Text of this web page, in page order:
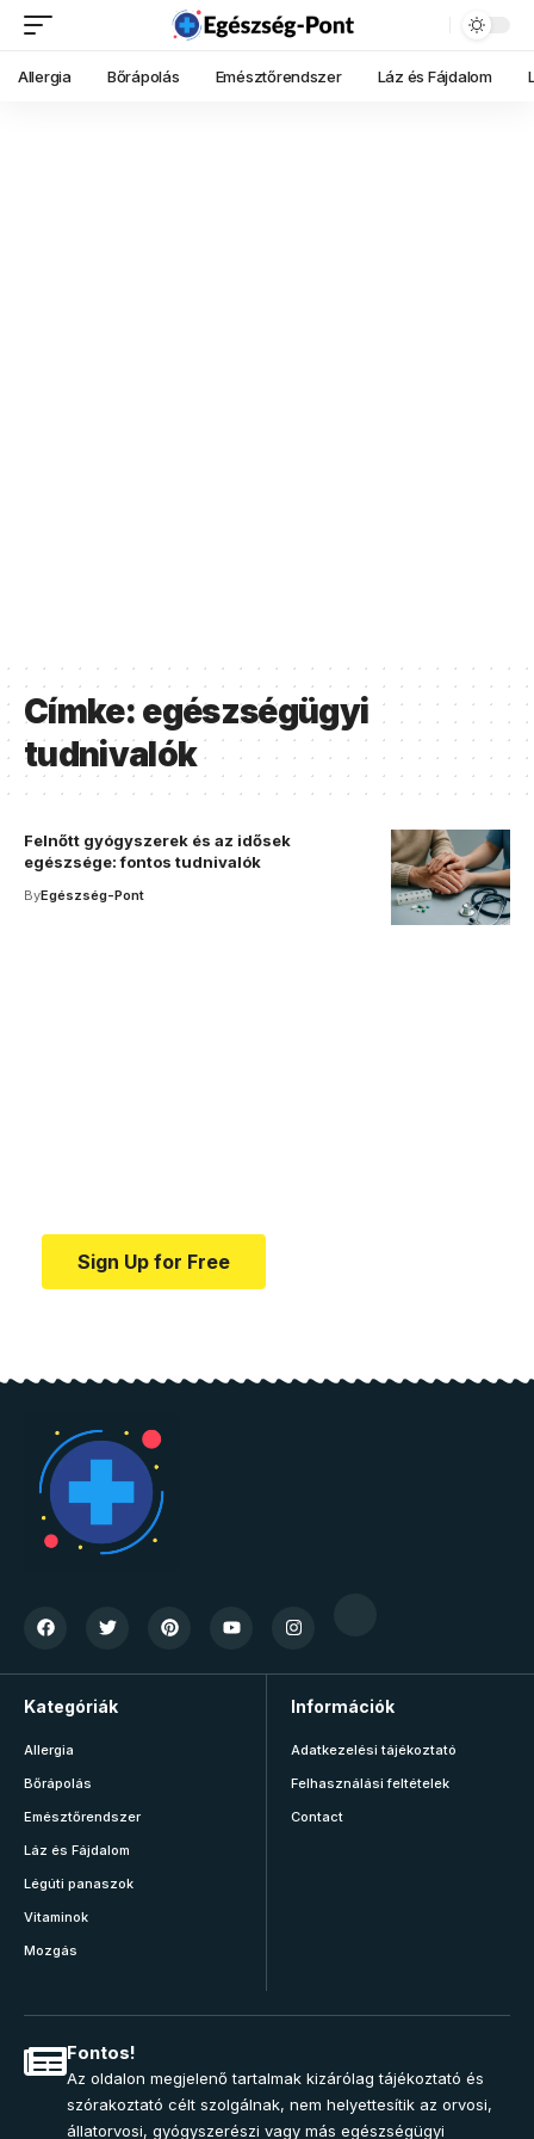
Allergia Bőrápolás Emésztőrendszer Láz és Fájdalom
Címke: egészségügyi
tudnivalók
Felnőtt gyógyszerek és az idősek
egészsége: fontos tudnivalók
ByEgészség-Pont
Sign Up for Free
Kategóriák
Allergia
Bőrápolás
Emésztőrendszer
Láz és Fájdalom
Légúti panaszok
Vitaminok
Mozgás
Információk
Adatkezelési tájékoztató
Felhasználási feltételek
Contact
Fontos!
Az oldalon megjelenő tartalmak kizárólag tájékoztató és
szórakoztató célt szolgálnak, nem helyettesítik az orvosi,
állatorvosi, gyógyszerészi vagy más egészségügyi